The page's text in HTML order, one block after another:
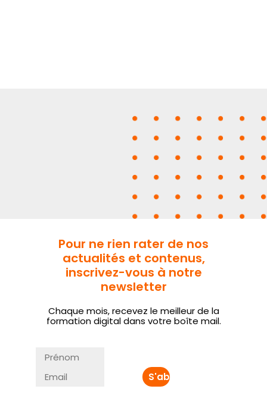
Pour ne rien rater de nos
actualités et contenus,
inscrivez-vous à notre
newsletter
Chaque mois, recevez le meilleur de la
formation digital dans votre boîte mail.